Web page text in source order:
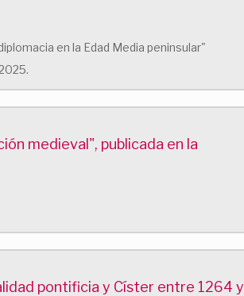
en la Edad Media peninsular"
medieval", publicada en la
pontificia y Císter entre 1264 y